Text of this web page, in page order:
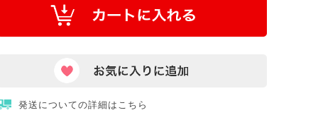
発送についての詳細はこちら